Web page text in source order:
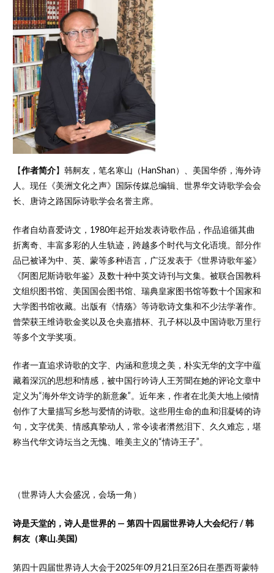
【作者简介】韩舸友，笔名寒山（HanShan）、美国华侨，海外诗
人。现任《美洲文化之声》国际传媒总编辑、世界华文诗歌学会会
长、唐诗之路国际诗歌学会名誉主席。
作者自幼喜爱诗文，1980年起开始发表诗歌作品，作品追循其曲
折离奇、丰富多彩的人生轨迹，跨越多个时代与文化语境。部分作
品已被译为中、英、蒙等多种语言，广泛发表于《世界诗歌年鉴》
《阿图尼斯诗歌年鉴》及数十种中英文诗刊与文集。被联合国教科
文组织图书馆、美国国会图书馆、瑞典皇家图书馆等数十个国家和
大学图书馆收藏。出版有《情殇》等诗歌诗文集和不少法学著作。
曾荣获王维诗歌金奖以及仓央嘉措杯、孔子杯以及中国诗歌万里行
等多个文学奖项。
作者一直追求诗歌的文字、内涵和意境之美，朴实无华的文字中蕴
藏着深沉的思想和情感，被中国行吟诗人王芳聞在她的评论文章中
定义为“海外华文诗学的新意象”。近年来，作者在北美大地上倾情
创作了大量描写乡愁与爱情的诗歌。这些用生命的血和泪凝铸的诗
句，文字优美、情感真挚动人，常令读者潸然泪下、久久难忘，堪
称当代华文诗坛当之无愧、唯美主义的“情诗王子”。
（世界诗人大会盛况，会场一角）
诗是天堂的，诗人是世界的 — 第四十四届世界诗人大会纪行/ 韩
舸友（寒山.美国)
第四十四届世界诗人大会于2025年09月21日至26日在墨西哥蒙特